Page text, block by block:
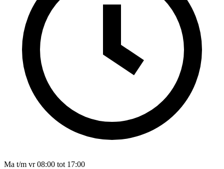
Ma t/m vr 08:00 tot 17:00